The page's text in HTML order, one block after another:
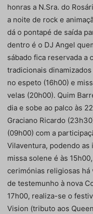
honras a N.Sra. do
a noite de rock e
dá o pontapé de saída
dentro é o DJ Angel
sábado fica reservada a
tradicionais
no espeto (16h00) e
velas (20h00). Quim
dia e sobe ao palco às
Graciano Ricardo
(09h00) com a
Vilaventura, podendo
missa solene é às
cerimónias religiosas há
de testemunho à nova
17h00, realiza-se o
Vision (tributo aos